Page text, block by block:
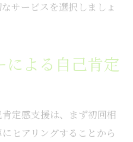
サービスを選択しましょ
による自己肯定
定感支援は、まず初回相
ヒアリングすることから